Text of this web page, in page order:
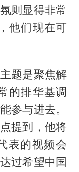
则显得非常
他们现在可
题是聚焦解
的排华基调
参与进去。
提到，他将
表的视频会
过希望中国